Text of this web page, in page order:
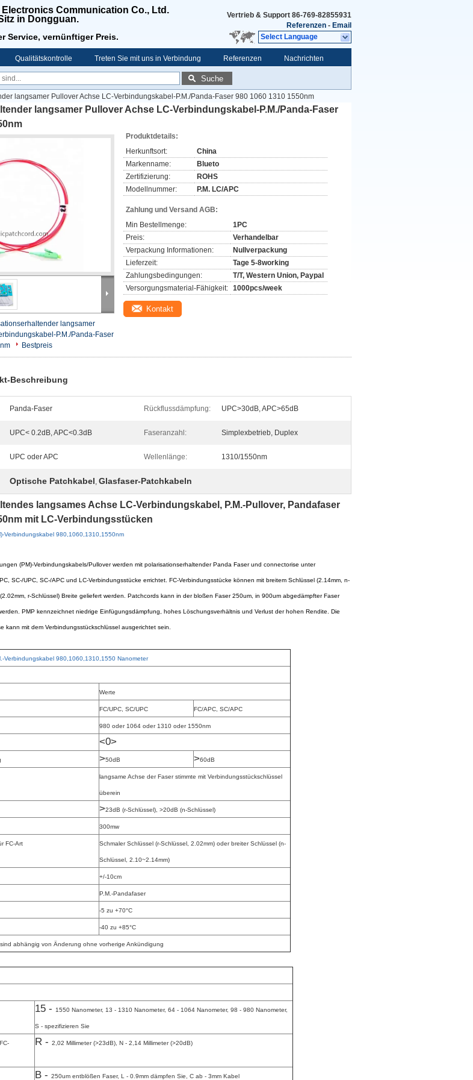
Communication Co., Ltd.
in Dongguan.
Service, vernünftiger Preis.
Vertrieb & Support 86-769-82855931
Referenzen - Email
Select Language
Qualitätskontrolle Treten Sie mit uns in Verbindung Referenzen Nachrichten
Suche
langsamer Pullover Achse LC-Verbindungskabel-P.M./Panda-Faser 980 1060 1310 1550nm
langsamer Pullover Achse LC-Verbindungskabel-P.M./Panda-Faser
langsamer
P.M./Panda-Faser
Bestpreis
Produktdetails:
Herkunftsort:
China
Markenname:
Blueto
Zertifizierung:
ROHS
Modellnummer:
P.M. LC/APC
Zahlung und Versand AGB:
Min Bestellmenge:
1PC
Preis:
Verhandelbar
Verpackung Informationen:
Nullverpackung
Lieferzeit:
Tage 5-8working
Zahlungsbedingungen:
T/T, Western Union, Paypal
Versorgungsmaterial-Fähigkeit: 1000pcs/week
Kontakt
Beschreibung
Panda-Faser Rückflussdämpfung: UPC>30dB, APC>65dB
UPC< 0.2dB, APC<0.3dB Faseranzahl: Simplexbetrieb, Duplex
UPC oder APC Wellenlänge: 1310/1550nm
Optische Patchkabel, Glasfaser-Patchkabeln
langsames Achse LC-Verbindungskabel, P.M.-Pullover, Pandafaser
mit LC-Verbindungsstücken
Verbindungskabel 980,1060,1310,1550nm
(PM)-Verbindungskabels/Pullover werden mit polarisationserhaltender Panda Faser und connectorise unter
SC-/UPC, SC-/APC und LC-Verbindungsstücke errichtet. FC-Verbindungsstücke können mit breitem Schlüssel (2.14mm, n-
r-Schlüssel) Breite geliefert werden. Patchcords kann in der bloßen Faser 250um, in 900um abgedämpfter Faser
PMP kennzeichnet niedrige Einfügungsdämpfung, hohes Löschungsverhältnis und Verlust der hohen Rendite. Die
kann mit dem Verbindungsstückschlüssel ausgerichtet sein.
Verbindungskabel 980,1060,1310,1550 Nanometer
Werte
FC/UPC, SC/UPC FC/APC, SC/APC
980 oder 1064 oder 1310 oder 1550nm
<0>
>50dB >60dB
langsame Achse der Faser stimmte mit Verbindungsstückschlüssel
überein
>23dB (r-Schlüssel), >20dB (n-Schlüssel)
300mw
FC-Art Schmaler Schlüssel (r-Schlüssel, 2.02mm) oder breiter Schlüssel (n-
Schlüssel, 2.10~2.14mm)
+/-10cm
P.M.-Pandafaser
-5 zu +70°C
-40 zu +85°C
abhängig von Änderung ohne vorherige Ankündigung
15 - 1550 Nanometer, 13 - 1310 Nanometer, 64 - 1064 Nanometer, 98 - 980 Nanometer,
S - spezifizieren Sie
R - 2,02 Millimeter (>23dB), N - 2,14 Millimeter (>20dB)
B - 250um entblößen Faser, L - 0.9mm dämpfen Sie, C ab - 3mm Kabel